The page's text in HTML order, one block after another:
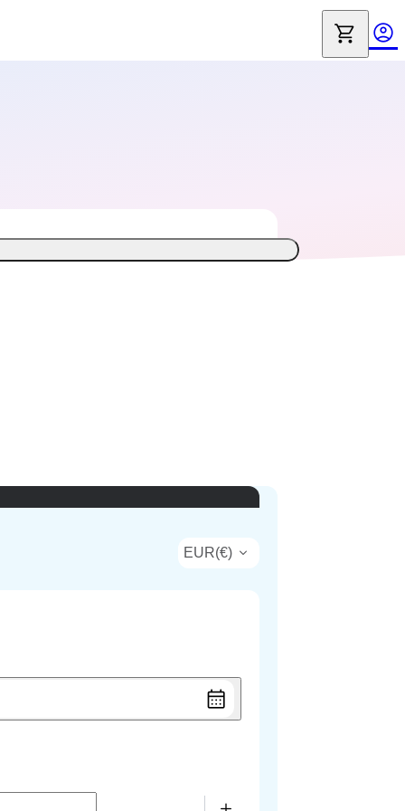
EUR(€)